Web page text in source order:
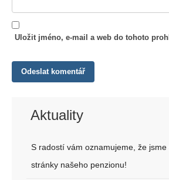
Uložit jméno, e-mail a web do tohoto
Aktuality
S radostí vám oznamujeme, že
stránky našeho penzionu!